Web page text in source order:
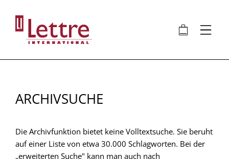
Inhalt
🛍 ⋮
ARCHIVSUCHE
Die Archivfunktion bietet keine Volltextsuche. Sie beruht
auf einer Liste von etwa 30.000 Schlagworten. Bei der
„erweiterten Suche" kann man auch nach